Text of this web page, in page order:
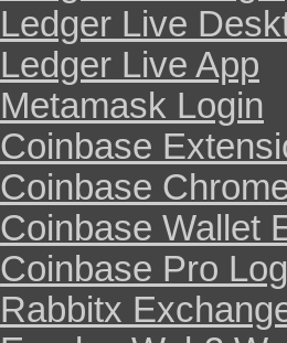
Ledger Live
Ledger Live App
Metamask Login
Coinbase
Coinbase
Coinbase Wallet
Coinbase Pro
Rabbitx